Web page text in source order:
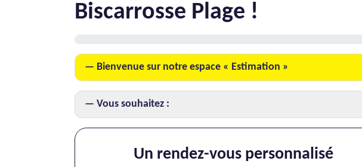
Biscarrosse Plage !
Bienvenue sur notre espace « Estimation »
Vous souhaitez :
Un rendez-vous personnalisé